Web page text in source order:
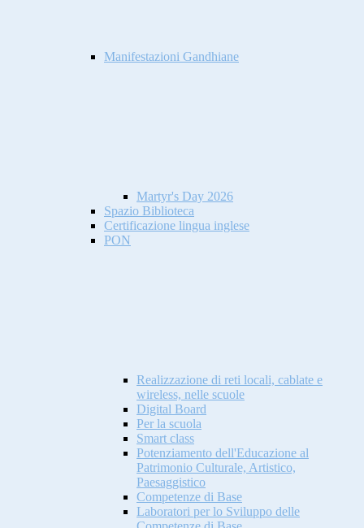
Manifestazioni Gandhiane
Martyr's Day 2026
Spazio Biblioteca
Certificazione lingua inglese
PON
Realizzazione di reti locali, cablate e
wireless, nelle scuole
Digital Board
Per la scuola
Smart class
Potenziamento dell'Educazione al
Patrimonio Culturale, Artistico,
Paesaggistico
Competenze di Base
Laboratori per lo Sviluppo delle